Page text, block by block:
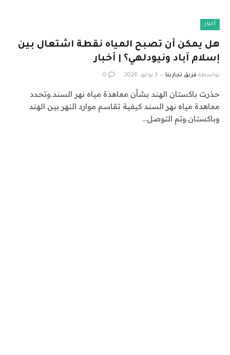
أخبار
هل يمكن أن تصبح المياه نقطة اشتعال بين
إسلام آباد ونيودلهي؟ | أخبار
بواسطة فريق تجاربنا 3 يوليو، 2026 0
حذرت باكستان الهند بشأن معاهدة مياه نهر السند.وتحدد
معاهدة مياه نهر السند كيفية تقاسم موارد النهر بين الهند
وباكستان.وتم التوصل…